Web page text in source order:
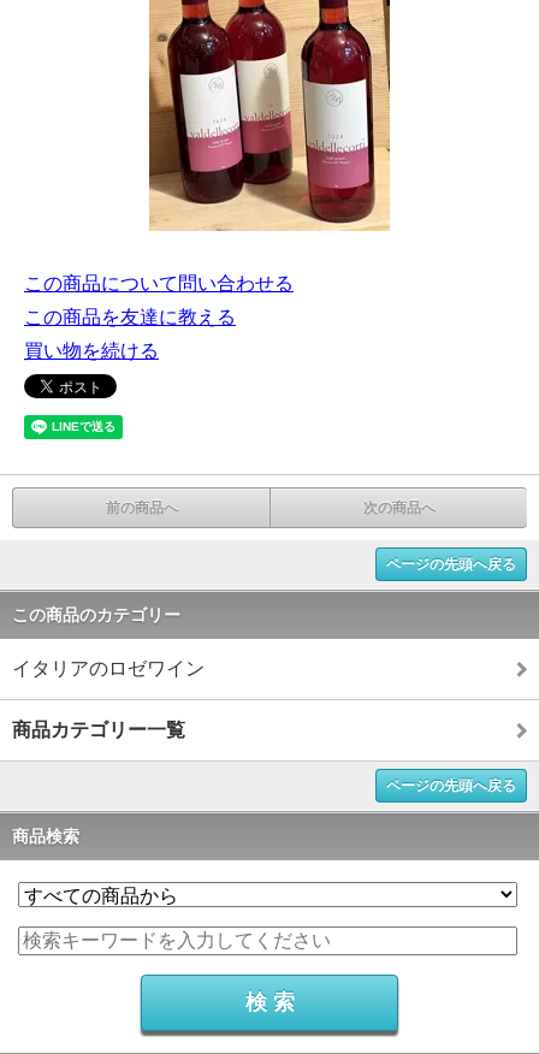
この商品について問い合わせる
この商品を友達に教える
買い物を続ける
前の商品へ 次の商品へ
ページの先頭へ戻る
この商品のカテゴリー
イタリアのロゼワイン
商品カテゴリー一覧
ページの先頭へ戻る
商品検索